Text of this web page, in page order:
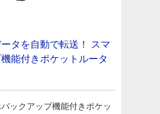
タを自動で転送！
スマ
能付きポケットルータ
ックアップ機能付きポケッ